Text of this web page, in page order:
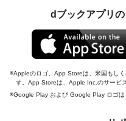
dブックアプリ
Appleのロゴ、App Storeは、米国もし
す。App Storeは、Apple Inc.のサービ
Google Play および Google Play ロゴは